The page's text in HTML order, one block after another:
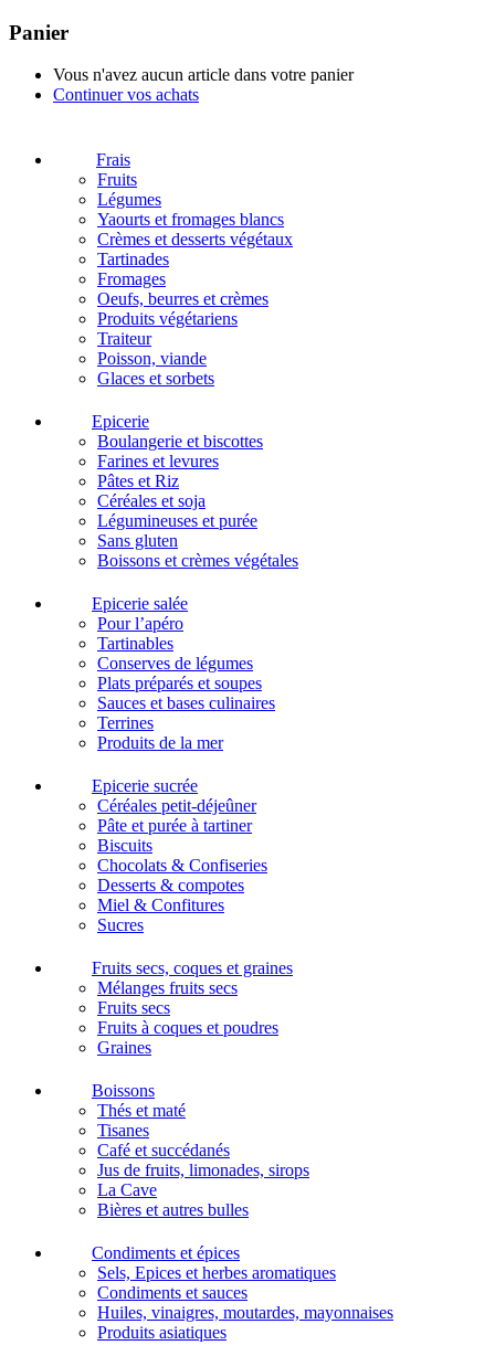
Panier
Vous n'avez aucun article dans votre panier
Continuer vos achats
Frais
Fruits
Légumes
Yaourts et fromages blancs
Crèmes et desserts végétaux
Tartinades
Fromages
Oeufs, beurres et crèmes
Produits végétariens
Traiteur
Poisson, viande
Glaces et sorbets
Epicerie
Boulangerie et biscottes
Farines et levures
Pâtes et Riz
Céréales et soja
Légumineuses et purée
Sans gluten
Boissons et crèmes végétales
Epicerie salée
Pour l’apéro
Tartinables
Conserves de légumes
Plats préparés et soupes
Sauces et bases culinaires
Terrines
Produits de la mer
Epicerie sucrée
Céréales petit-déjeûner
Pâte et purée à tartiner
Biscuits
Chocolats & Confiseries
Desserts & compotes
Miel & Confitures
Sucres
Fruits secs, coques et graines
Mélanges fruits secs
Fruits secs
Fruits à coques et poudres
Graines
Boissons
Thés et maté
Tisanes
Café et succédanés
Jus de fruits, limonades, sirops
La Cave
Bières et autres bulles
Condiments et épices
Sels, Epices et herbes aromatiques
Condiments et sauces
Huiles, vinaigres, moutardes, mayonnaises
Produits asiatiques